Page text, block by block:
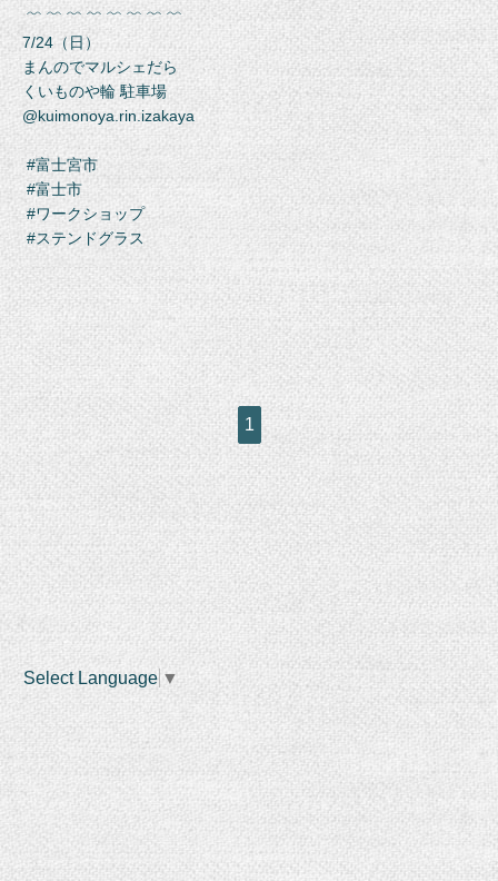
﹌ ﹌ ﹌ ﹌ ﹌ ﹌ ﹌ ﹌
7/24（日）
まんのでマルシェだら
くいものや輪 駐車場
@kuimonoya.rin.izakaya
#富士宮市
#富士市
#ワークショップ
#ステンドグラス
1
Select Language ▼